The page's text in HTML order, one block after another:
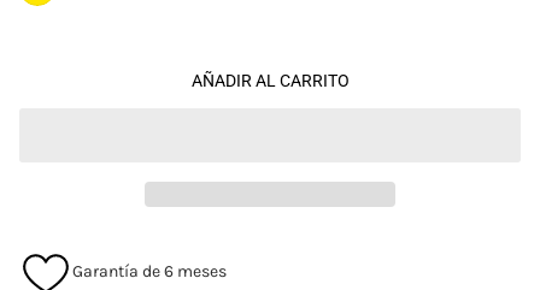
AÑADIR AL CARRITO
Garantía de 6 meses